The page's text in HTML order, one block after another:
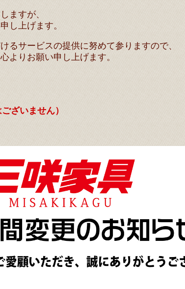
ますが、
し上げます。
るサービスの提供に努めて参りますので、
よりお願い申し上げます。
ざいません）